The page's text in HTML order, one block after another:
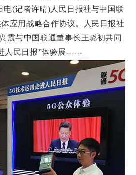
电(记者许晴)人民日报社与中国联
应用战略合作协议。人民日报社
震与中国联通董事长王晓初共同
人民日报”体验展------